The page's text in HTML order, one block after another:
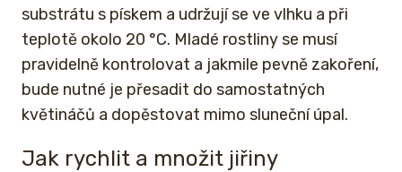
substrátu s pískem a udržují se ve vlhku a při
teplotě okolo 20 °C. Mladé rostliny se musí
pravidelně kontrolovat a jakmile pevně zakoření,
bude nutné je přesadit do samostatných
květináčů a dopěstovat mimo sluneční úpal.
Jak rychlit a množit jiřiny